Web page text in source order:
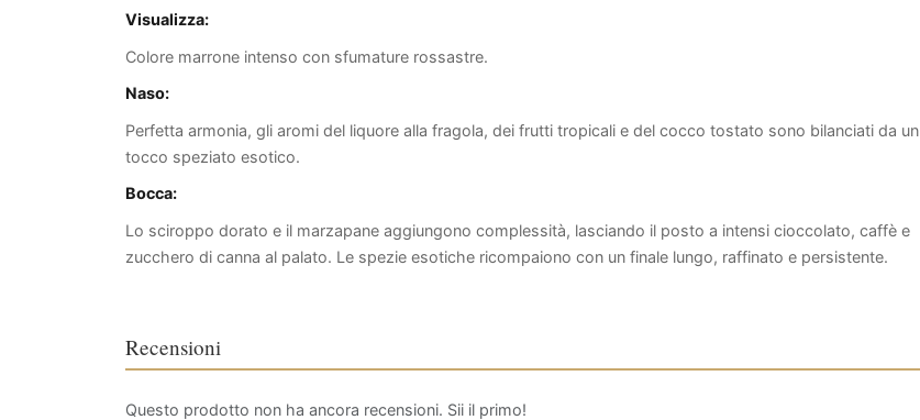
Visualizza:
Colore marrone intenso con sfumature rossastre.
Naso:
Perfetta armonia, gli aromi del liquore alla fragola, dei frutti tropicali e del cocco tostato sono bilanciati da un
tocco speziato esotico.
Bocca:
Lo sciroppo dorato e il marzapane aggiungono complessità, lasciando il posto a intensi cioccolato, caffè e
zucchero di canna al palato. Le spezie esotiche ricompaiono con un finale lungo, raffinato e persistente.
Recensioni
Questo prodotto non ha ancora recensioni. Sii il primo!